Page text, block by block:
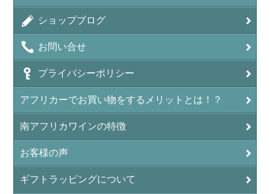
ショップブログ
お問い合せ
プライバシーポリシー
アフリカーでお買い物をするメリットとは！？
南アフリカワインの特徴
お客様の声
ギフトラッピングについて